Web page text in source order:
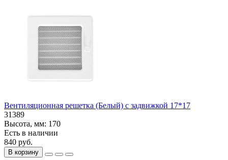
Вентиляционная решетка (Белый) с задвижкой 17*17
31389
Высота, мм: 170
Есть в наличии
840 руб.
В корзину